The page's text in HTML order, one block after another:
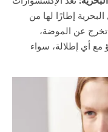
إطارًا لها من
تخرج عن الموضة،
مع أي إطلالة، سواء